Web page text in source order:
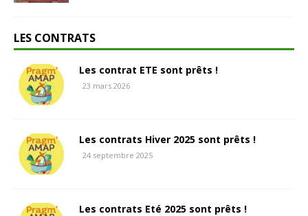
LES CONTRATS
Les contrat ETE sont prêts !
23 mars 2026
Les contrats Hiver 2025 sont prêts !
24 septembre 2025
Les contrats Eté 2025 sont prêts !